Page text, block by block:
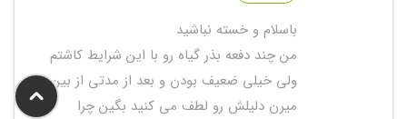
باسلام و خسته نباشید
من چند دفعه بذر گیاه رو با این شرایط کاشتم
ولی خیلی ضعیف بودن و بعد از مدتی از بین
میرن دلیلش رو لطف می کنید بگین چرا